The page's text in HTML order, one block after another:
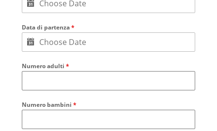
Data di partenza*
Numero adulti *
Numero bambini *